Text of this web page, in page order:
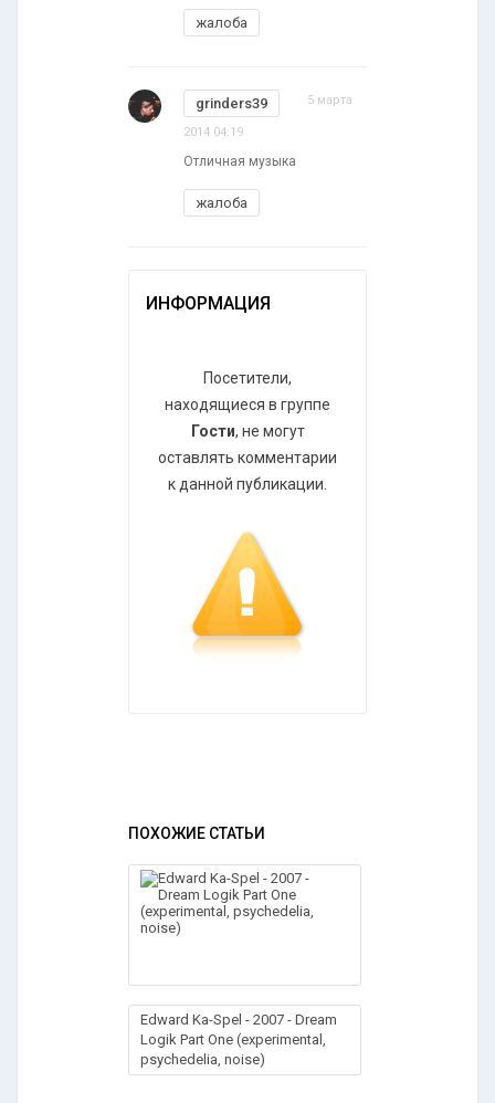
жалоба
grinders39 5 марта
2014 04:19
Отличная музыка
жалоба
ИНФОРМАЦИЯ
Посетители,
находящиеся в группе
Гости, не могут
оставлять комментарии
к данной публикации.
ПОХОЖИЕ СТАТЬИ
Edward Ka-Spel - 2007 - Dream
Logik Part One (experimental,
psychedelia, noise)